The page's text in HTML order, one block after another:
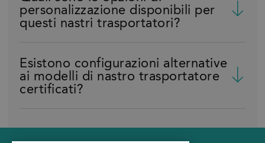
personalizzazione disponibili per
questi nastri trasportatori?
Esistono configurazioni alternative
ai modelli di nastro trasportatore
certificati?